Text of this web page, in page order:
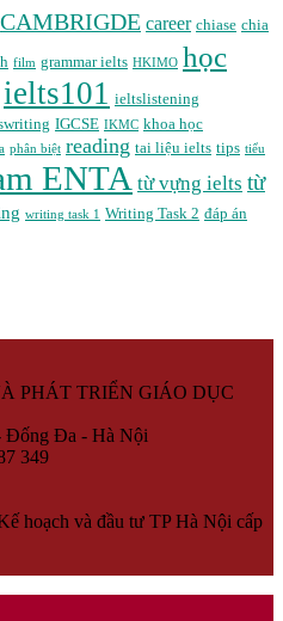
CAMBRIGDE career chiase chia
film grammar ielts HKIMO học
ielts101 ieltslistening
IGCSE IKMC khoa học
phân biệt reading tai liệu ielts tips tiểu
ENTA từ vựng ielts từ
writing task 1 Writing Task 2 đáp án
PHÁT TRIỂN GIÁO DỤC
Đống Đa - Hà Nội
349
hoạch và đầu tư TP Hà Nội cấp